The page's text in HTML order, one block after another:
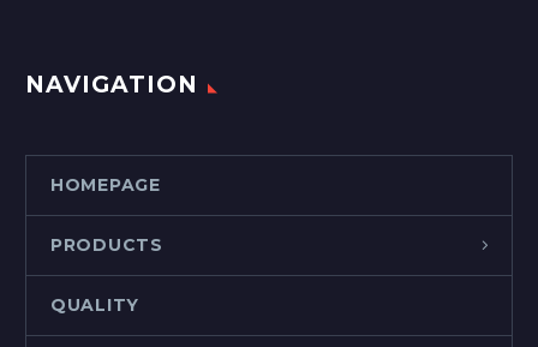
NAVIGATION
HOMEPAGE
PRODUCTS
QUALITY